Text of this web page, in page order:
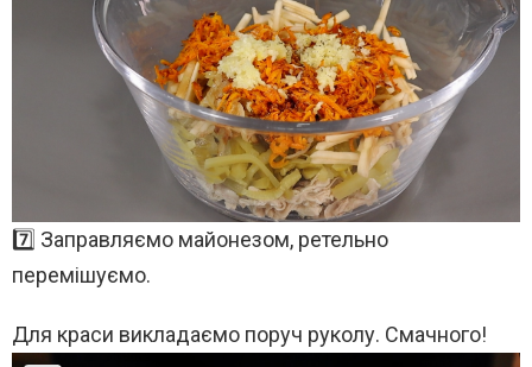
7️⃣ Заправляємо майонезом, ретельно
перемішуємо.
Для краси викладаємо поруч руколу. Смачного!